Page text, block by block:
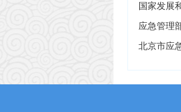
国家发展
应急管理
北京市应